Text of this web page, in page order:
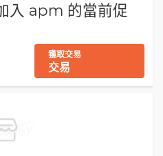
入 apm 的當前促
獲取交易
交易